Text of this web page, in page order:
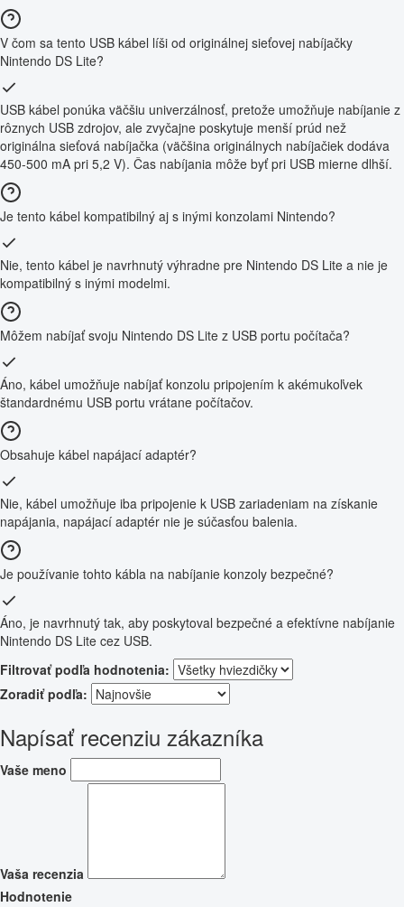
V čom sa tento USB kábel líši od originálnej sieťovej nabíjačky
Nintendo DS Lite?
USB kábel ponúka väčšiu univerzálnosť, pretože umožňuje nabíjanie z
rôznych USB zdrojov, ale zvyčajne poskytuje menší prúd než
originálna sieťová nabíjačka (väčšina originálnych nabíjačiek dodáva
450-500 mA pri 5,2 V). Čas nabíjania môže byť pri USB mierne dlhší.
Je tento kábel kompatibilný aj s inými konzolami Nintendo?
Nie, tento kábel je navrhnutý výhradne pre Nintendo DS Lite a nie je
kompatibilný s inými modelmi.
Môžem nabíjať svoju Nintendo DS Lite z USB portu počítača?
Áno, kábel umožňuje nabíjať konzolu pripojením k akémukoľvek
štandardnému USB portu vrátane počítačov.
Obsahuje kábel napájací adaptér?
Nie, kábel umožňuje iba pripojenie k USB zariadeniam na získanie
napájania, napájací adaptér nie je súčasťou balenia.
Je používanie tohto kábla na nabíjanie konzoly bezpečné?
Áno, je navrhnutý tak, aby poskytoval bezpečné a efektívne nabíjanie
Nintendo DS Lite cez USB.
Filtrovať podľa hodnotenia:
Zoradiť podľa:
Napísať recenziu zákazníka
Vaše meno
Vaša recenzia
Hodnotenie